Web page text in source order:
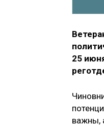
25
важны,